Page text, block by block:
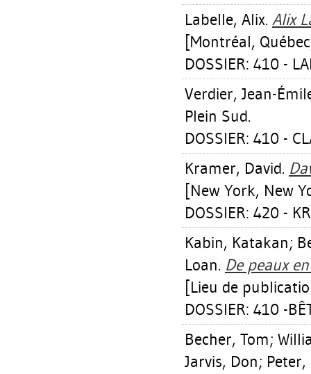
Labelle, Alix. Alix
[Montréal,
DOSSIER: 410 -
Verdier, Jean-
Plein Sud.
DOSSIER: 410 -
Kramer, David.
[New York, New
DOSSIER: 420 -
Kabin, Katakan;
Loan. De peaux
[Lieu de
DOSSIER: 410 -
Becher, Tom;
Jarvis, Don; Peter,